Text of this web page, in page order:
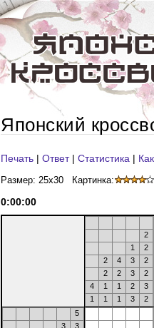
Японский
Печать | Ответ| Статистика |
Размер: 25x30 Картинка:
0:00:00
2
1
2
2
4 3
2
2
2 3
2
4
1 1 2
3
1
1 1 3
2
5
3
3